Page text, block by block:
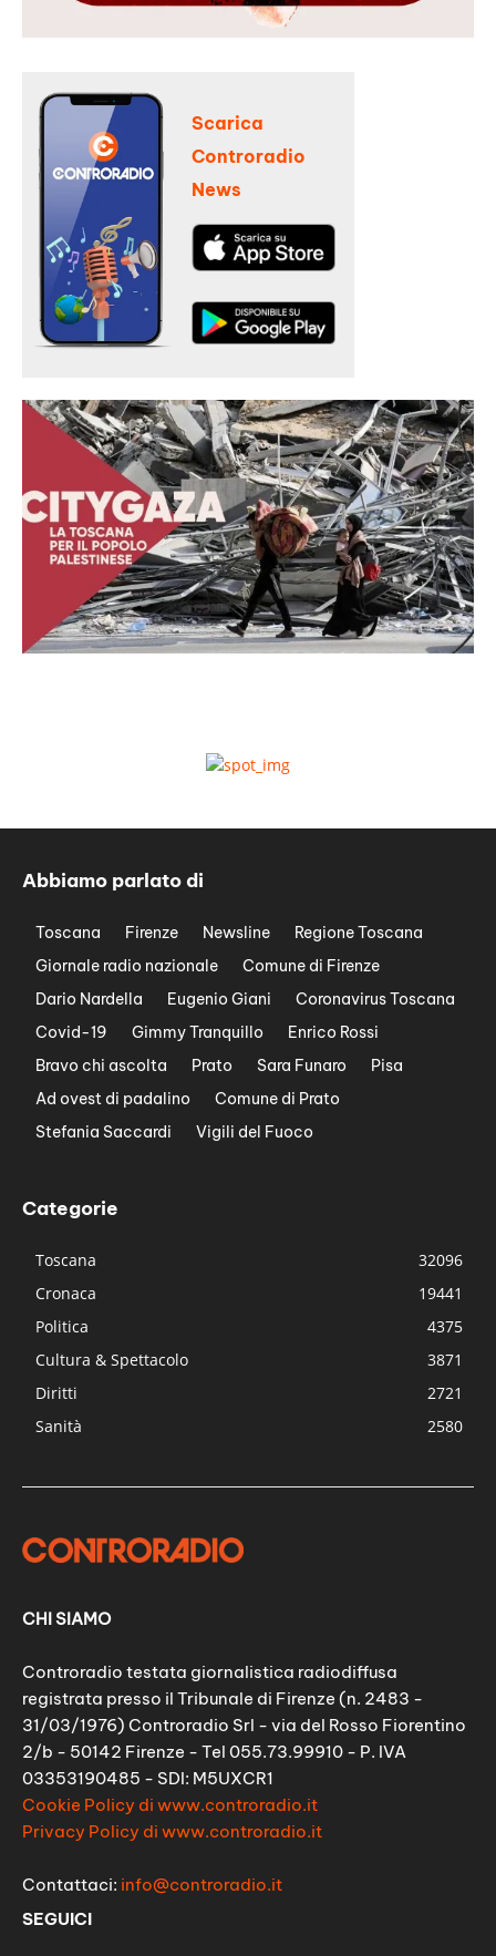
Scarica
Controradio
News
Abbiamo parlato di
Toscana Firenze Newsline
Regione Toscana
Giornale radio nazionale
Comune di Firenze
Dario Nardella
Eugenio Giani
Coronavirus Toscana
Covid-19
Gimmy Tranquillo
Enrico Rossi
Bravo chi ascolta
Prato Sara Funaro
Pisa
Ad ovest di padalino
Comune di Prato
Stefania Saccardi
Vigili del Fuoco
Categorie
Toscana
32096
Cronaca
19441
Politica
4375
Cultura & Spettacolo
3871
Diritti
2721
Sanità
2580
CHI SIAMO
Controradio testata giornalistica radiodiffusa
registrata presso il Tribunale di Firenze (n. 2483 -
31/03/1976) Controradio Srl - via del Rosso Fiorentino
2/b - 50142 Firenze - Tel 055.73.99910 - P. IVA
03353190485 - SDI: M5UXCR1
Cookie Policy di www.controradio.it
Privacy Policy di www.controradio.it
Contattaci: info@controradio.it
SEGUICI